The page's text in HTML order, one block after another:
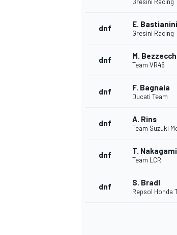
dnf E. Bastianini
Gresini Racing
dnf M.
Team VR46
dnf F. Bagnaia
Ducati Team
dnf A. Rins
Team Suzuki
dnf T. Nakagami
Team LCR
dnf S. Bradl
Repsol Honda